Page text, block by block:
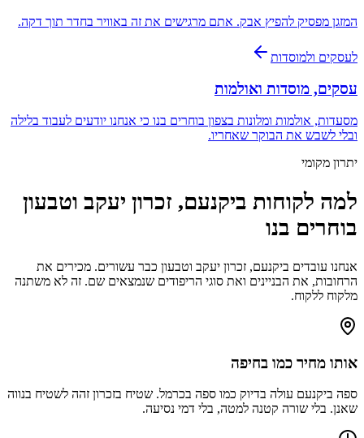
המזגן מפסיק להפיץ אבק. אתם מרגישים את זה באוויר בחדר תוך דקה.
לעסקים ולמוסדות
עסקים, מוסדות ואולמות
מסעדות, אולמות ומלונות בצפון בוחרים בנו כי אנחנו יודעים לעבוד בלילה
ובלי לשבש את הבוקר שאחריו.
יתרון מקומי
למה לקוחות ביקנעם, זכרון יעקב וטבעון
בוחרים בנו
אנחנו עובדים ביקנעם, זכרון יעקב וטבעון כבר עשורים. מכירים את
הרחובות, את הבניינים ואת סוגי הריפודים שנמצאים שם. זה לא משתנה
מלקוח ללקוח.
אותו מחיר כמו בחיפה
ספה ביקנעם עולה בדיוק כמו ספה בכרמל. שטיח בזכרון זהה לשטיח בנווה
שאנן. בלי שורה קטנה למטה, בלי דמי נסיעה.